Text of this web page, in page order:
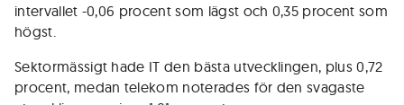
intervallet -0,06 procent som lägst och 0,35 procent som
högst.
Sektormässigt hade IT den bästa utvecklingen, plus 0,72
procent, medan telekom noterades för den svagaste